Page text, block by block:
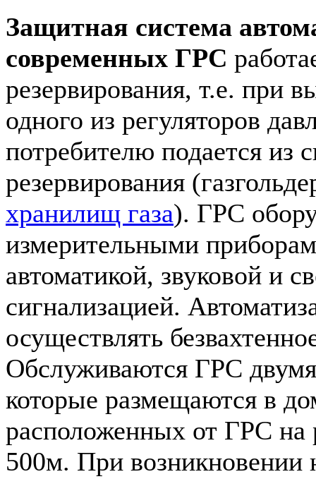
Защитная система
современных ГРС
резервирования, т.е. при
одного из регуляторов
потребителю подается из
резервирования
хранилищ газа). ГРС
измерительными
автоматикой, звуковой и
сигнализацией.
осуществлять
Обслуживаются ГРС
которые размещаются в
расположенных от ГРС на
500м. При возникновении